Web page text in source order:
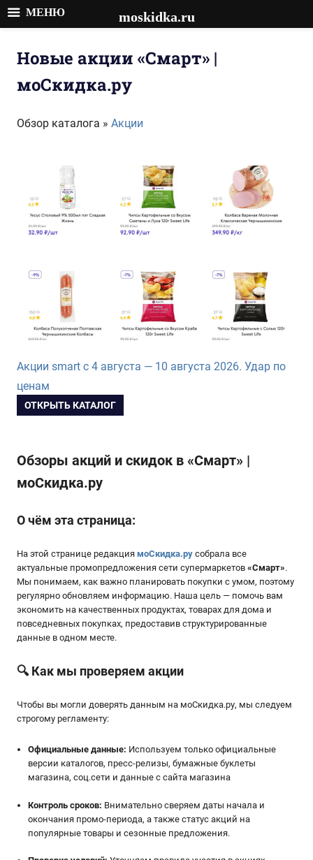
Новые акции «Смарт» |
моСкидка.ру
Обзор каталога » Акции
Акции smart с 4 августа — 10 августа 2026. Удар по
ценам
ОТКРЫТЬ КАТАЛОГ
Обзоры акций и скидок в «Смарт» |
моСкидка.ру
О чём эта страница:
На этой странице редакция моСкидка.ру собрала все
актуальные промопредложения сети супермаркетов «Смарт».
Мы понимаем, как важно планировать покупки с умом, поэтому
регулярно обновляем информацию. Наша цель — помочь вам
экономить на качественных продуктах, товарах для дома и
повседневных покупках, предоставив структурированные
данные в одном месте.
🔍 Как мы проверяем акции
Чтобы вы могли доверять данным на мoСкидка.ру, мы следуем
строгому регламенту:
Официальные данные: Используем только официальные
версии каталогов, пресс-релизы, бумажные буклеты
магазина, соц.сети и данные с сайта магазина
Контроль сроков: Внимательно сверяем даты начала и
окончания промо-периода, а также статус акций на
популярные товары и сезонные предложения.
МЕНЮ moskidka.ru